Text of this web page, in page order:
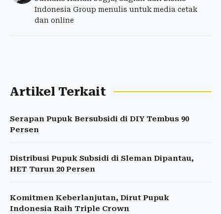
Indonesia Group menulis untuk media cetak
dan online
Artikel Terkait
Serapan Pupuk Bersubsidi di DIY Tembus 90
Persen
Distribusi Pupuk Subsidi di Sleman Dipantau,
HET Turun 20 Persen
Komitmen Keberlanjutan, Dirut Pupuk
Indonesia Raih Triple Crown